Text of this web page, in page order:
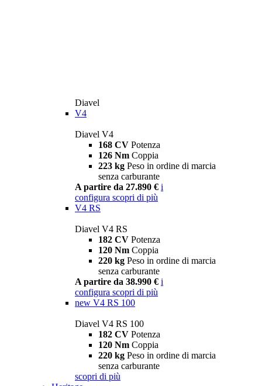
Diavel
V4
Diavel V4
168 CV Potenza
126 Nm Coppia
223 kg Peso in ordine di marcia
senza carburante
A partire da 27.890 € i
configura scopri di più
V4 RS
Diavel V4 RS
182 CV Potenza
120 Nm Coppia
220 kg Peso in ordine di marcia
senza carburante
A partire da 38.990 € i
configura scopri di più
new V4 RS 100
Diavel V4 RS 100
182 CV Potenza
120 Nm Coppia
220 kg Peso in ordine di marcia
senza carburante
scopri di più